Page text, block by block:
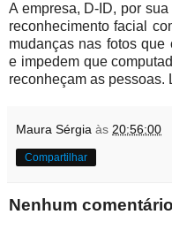
A empresa, D-ID, por
reconhecimento facial
mudanças nas fotos
e impedem que
reconheçam as pessoas.
Maura Sérgia às 20:56:00
Compartilhar
Nenhum